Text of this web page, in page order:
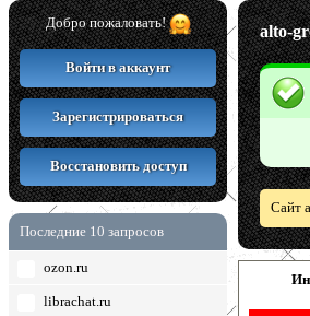
Добро пожаловать!
Войти в аккаунт
Зарегистрироваться
Восстановить доступ
Последние 10 запросов
ozon.ru
librachat.ru
alto-
Сайт